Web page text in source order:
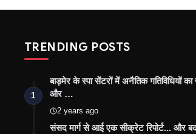
TRENDING POSTS
1
बाड़मेर के स्पा सेंटरों में अनैतिक गतिविधियों
और …
2 years ago
संसद मार्ग से आई एक सीक्रेट रिपोर्ट... और